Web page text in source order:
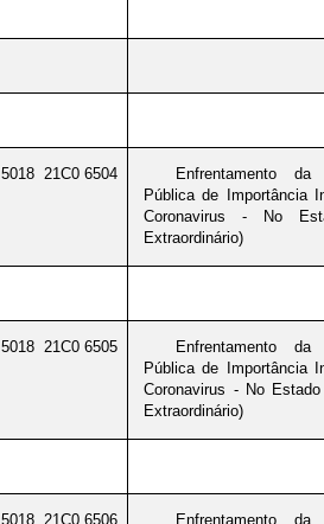
5018 21C0 6504
Enfrentamento
Pública de Importância
Coronavirus - No
Extraordinário)
5018 21C0 6505
Enfrentamento
Pública de Importância
Coronavirus - No
Extraordinário)
5018 21C0 6506 Enfrentamento